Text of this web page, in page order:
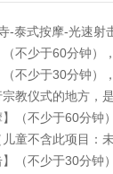
-泰式按摩-光速射
不少于60分钟）
不少于30分钟）
教仪式的地方，
（不少于60分钟
童不含此项目：
（不少于30分钟